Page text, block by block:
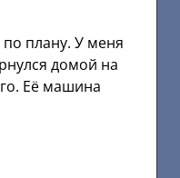
плану. У меня
домой на
Её машина